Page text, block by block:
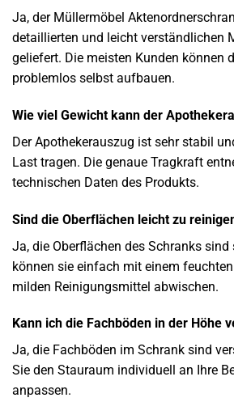
Ja, der Müllermöbel
detaillierten und leicht verständlichen
geliefert. Die meisten Kunden können
problemlos selbst aufbauen.
Wie viel Gewicht kann der
Der Apothekerauszug ist sehr stabil
Last tragen. Die genaue Tragkraft
technischen Daten des Produkts.
Sind die Oberflächen leicht zu
Ja, die Oberflächen des Schranks
können sie einfach mit einem
milden Reinigungsmittel abwischen.
Kann ich die Fachböden in der Höhe
Ja, die Fachböden im Schrank sind
Sie den Stauraum individuell an Ihre
anpassen.